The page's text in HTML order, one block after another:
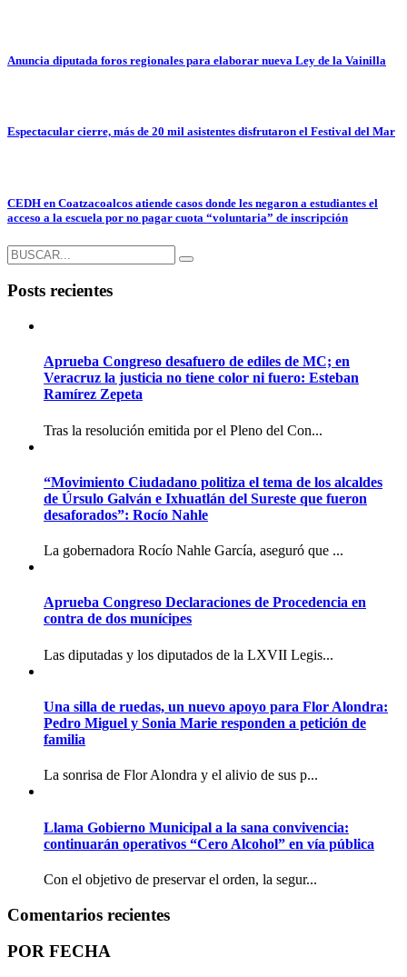
Anuncia diputada foros regionales para elaborar nueva Ley de la Vainilla
Espectacular cierre, más de 20 mil asistentes disfrutaron el Festival del Mar
CEDH en Coatzacoalcos atiende casos donde les negaron a estudiantes el
acceso a la escuela por no pagar cuota “voluntaria” de inscripción
Posts recientes
Aprueba Congreso desafuero de ediles de MC; en
Veracruz la justicia no tiene color ni fuero: Esteban
Ramírez Zepeta
Tras la resolución emitida por el Pleno del Con...
“Movimiento Ciudadano politiza el tema de los alcaldes
de Úrsulo Galván e Ixhuatlán del Sureste que fueron
desaforados”: Rocío Nahle
La gobernadora Rocío Nahle García, aseguró que ...
Aprueba Congreso Declaraciones de Procedencia en
contra de dos munícipes
Las diputadas y los diputados de la LXVII Legis...
Una silla de ruedas, un nuevo apoyo para Flor Alondra:
Pedro Miguel y Sonia Marie responden a petición de
familia
La sonrisa de Flor Alondra y el alivio de sus p...
Llama Gobierno Municipal a la sana convivencia:
continuarán operativos “Cero Alcohol” en vía pública
Con el objetivo de preservar el orden, la segur...
Comentarios recientes
POR FECHA